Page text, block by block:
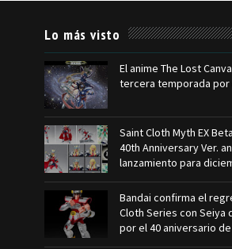
Lo más visto
El anime The Lost
tercera temporada por
Saint Cloth Myth EX
40th Anniversary Ver.
lanzamiento para
Bandai confirma el
Cloth Series con Seiya
por el 40 aniversario